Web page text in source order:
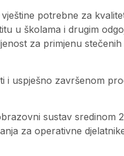
potrebne za
u školama i drugim
za primjenu
i uspješno završenom
sustav sredinom
za operativne